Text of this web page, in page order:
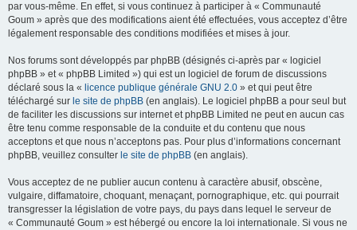
par vous-même. En effet, si vous continuez à participer à « Communauté
Goum » après que des modifications aient été effectuées, vous acceptez d’être
légalement responsable des conditions modifiées et mises à jour.
Nos forums sont développés par phpBB (désignés ci-après par « logiciel
phpBB » et « phpBB Limited ») qui est un logiciel de forum de discussions
déclaré sous la « licence publique générale GNU 2.0 » et qui peut être
téléchargé sur le site de phpBB (en anglais). Le logiciel phpBB a pour seul but
de faciliter les discussions sur internet et phpBB Limited ne peut en aucun cas
être tenu comme responsable de la conduite et du contenu que nous
acceptons et que nous n’acceptons pas. Pour plus d’informations concernant
phpBB, veuillez consulter le site de phpBB (en anglais).
Vous acceptez de ne publier aucun contenu à caractère abusif, obscène,
vulgaire, diffamatoire, choquant, menaçant, pornographique, etc. qui pourrait
transgresser la législation de votre pays, du pays dans lequel le serveur de
« Communauté Goum » est hébergé ou encore la loi internationale. Si vous ne